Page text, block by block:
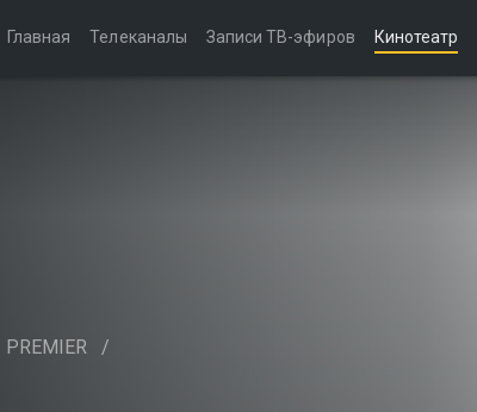
Главная Телеканалы Записи ТВ-эфиров Кинотеатр
PREMIER /